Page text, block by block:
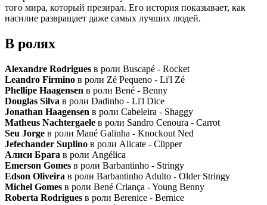
того мира, который презирал. Его история показывает, как
насилие развращает даже самых лучших людей.
В ролях
Alexandre Rodrigues в роли Buscapé - Rocket
Leandro Firmino в роли Zé Pequeno - Li'l Zé
Phellipe Haagensen в роли Bené - Benny
Douglas Silva в роли Dadinho - Li'l Dice
Jonathan Haagensen в роли Cabeleira - Shaggy
Matheus Nachtergaele в роли Sandro Cenoura - Carrot
Seu Jorge в роли Mané Galinha - Knockout Ned
Jefechander Suplino в роли Alicate - Clipper
Алиси Брага в роли Angélica
Emerson Gomes в роли Barbantinho - Stringy
Edson Oliveira в роли Barbantinho Adulto - Older Stringy
Michel Gomes в роли Bené Criança - Young Benny
Roberta Rodrigues в роли Berenice - Bernice